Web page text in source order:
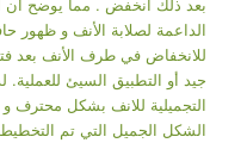
الداعمة لصلابة الأنف و ظهور
للانخفاض في طرف الأنف بعد
جيد أو التطبيق السيئ
التجميلية للانف بشكل محترف و
الشكل الجميل التي تم